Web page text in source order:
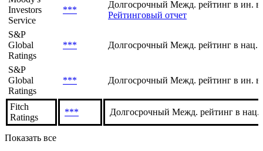
Moody's
Investors
Service
***
Долгосрочный Межд. рейтинг в нац.
Рейтинговый отчет
Moody's
Investors
Service
***
Долгосрочный Межд. рейтинг в ин.
S&P
Global
Ratings
*** Долгосрочный Межд. рейтинг в нац.
S&P
Global